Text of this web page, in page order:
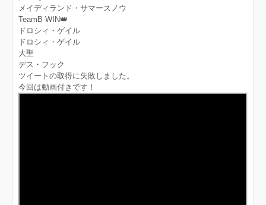
メイディランド・サマースノウ
TeamB WIN👑
ドロシィ・ゲイル
ドロシィ・ゲイル
大聖
デス・フック
ツイートの取得に失敗しました。
今回は動画付きです！